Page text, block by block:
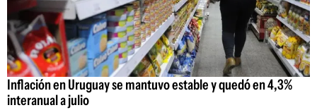
Inflación en Uruguay se mantuvo estable y quedó en 4,3%
interanual a julio